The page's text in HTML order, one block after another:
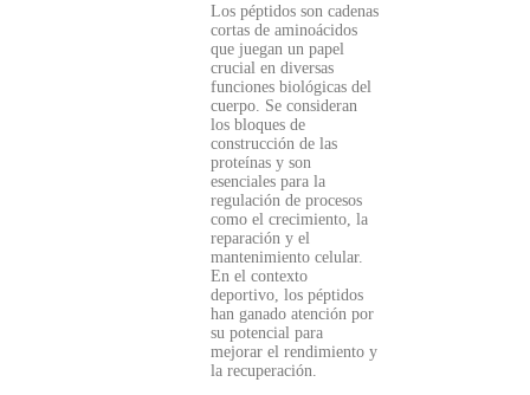
Los péptidos son cadenas
cortas de aminoácidos
que juegan un papel
crucial en diversas
funciones biológicas del
cuerpo. Se consideran
los bloques de
construcción de las
proteínas y son
esenciales para la
regulación de procesos
como el crecimiento, la
reparación y el
mantenimiento celular.
En el contexto
deportivo, los péptidos
han ganado atención por
su potencial para
mejorar el rendimiento y
la recuperación.